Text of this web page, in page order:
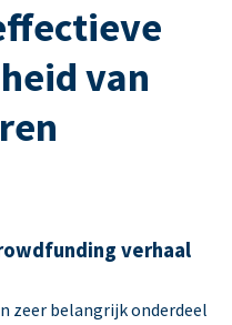
van
verhaal
zeer belangrijk onderdeel